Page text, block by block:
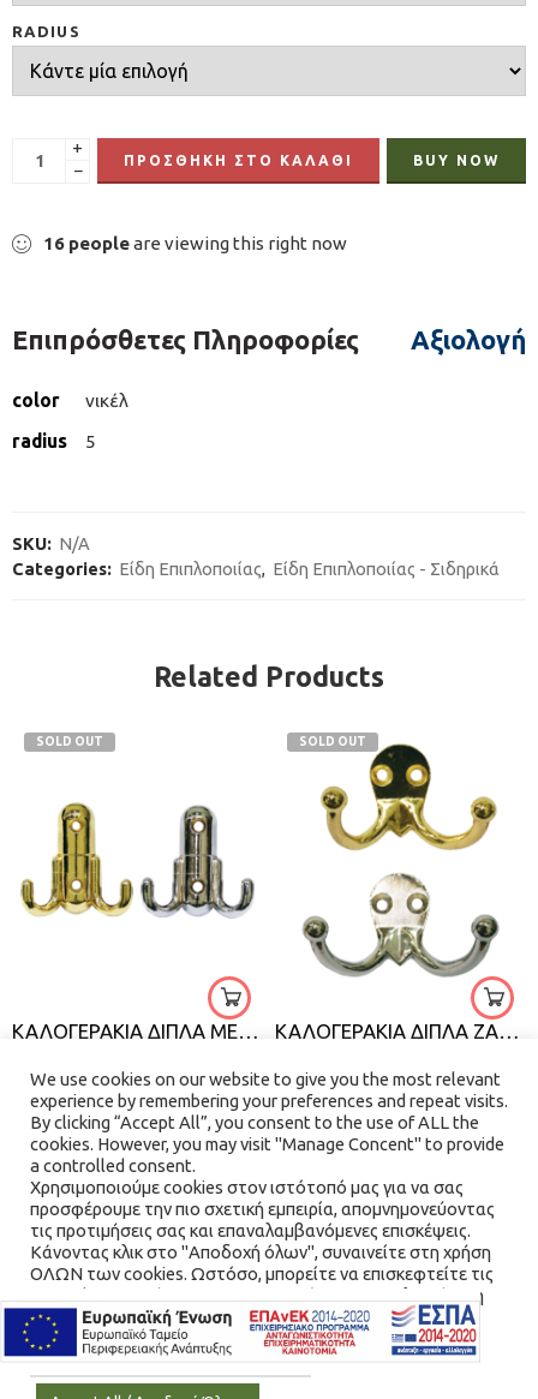
RADIUS
+
−
ΠΡΟΣΘΉΚΗ ΣΤΟ ΚΑΛΆΘΙ BUY NOW
16 peopleare viewing this right now
Επιπρόσθετες Πληροφορίες
color
νικέλ
radius
5
SKU: N/A
Categories: Είδη Επιπλοποιίας, Είδη Επιπλοποιίας - Σιδηρικά
Related Products
SOLD OUT
ΚΑΛΟΓΕΡΑΚΙΑ ΔΙΠΛΑ ΜΕΓΑΛΑ ΖΑΜΑΚ
QUICK VIEW
SOLD OUT
ΚΑΛΟΓΕΡΑΚΙΑ ΔΙΠΛΑ ΖΑΜΑΚ
χρυσό
χρωμέ
QUICK VIEW
We use cookies on our website to give you the most relevant
experience by remembering your preferences and repeat visits.
By clicking “Accept All”, you consent to the use of ALL the
cookies. However, you may visit "Manage Concent" to provide
a controlled consent.
Χρησιμοποιούμε cookies στον ιστότοπό μας για να σας
προσφέρουμε την πιο σχετική εμπειρία, απομνημονεύοντας
τις προτιμήσεις σας και επαναλαμβανόμενες επισκέψεις.
Κάνοντας κλικ στο "Αποδοχή όλων", συναινείτε στη χρήση
ΟΛΩΝ των cookies. Ωστόσο, μπορείτε να επισκεφτείτε τις
"Διαχείριση Συνέναισης" για να παράσχετε μια ελεγχόμενη
συγκατάθεση.
Cookie Settings / Ρυθμίσεις Cookies